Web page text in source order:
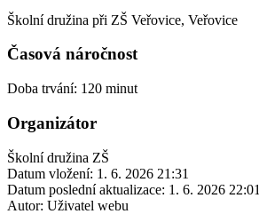
Školní družina při ZŠ Veřovice, Veřovice
Časová náročnost
Doba trvání: 120 minut
Organizátor
Školní družina ZŠ
Datum vložení: 1. 6. 2026 21:31
Datum poslední aktualizace: 1. 6. 2026 22:01
Autor: Uživatel webu